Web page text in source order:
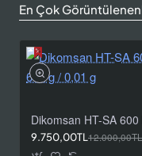
En Çok
9.750,00TL12.000,00TL